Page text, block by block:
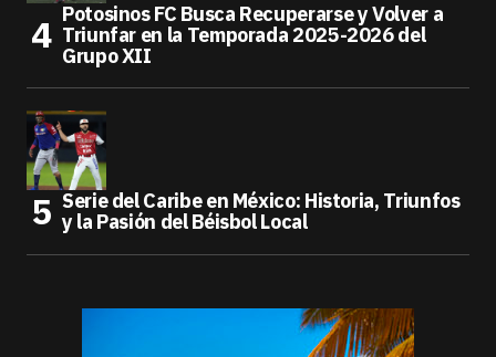
Potosinos FC Busca Recuperarse y Volver a
Triunfar en la Temporada 2025-2026 del
Grupo XII
Serie del Caribe en México: Historia, Triunfos
y la Pasión del Béisbol Local